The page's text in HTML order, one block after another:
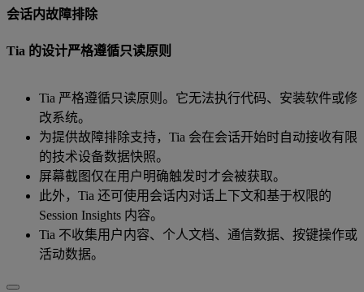
会话内故障排除
Tia 的设计严格遵循只读原则
Tia 严格遵循只读原则。它无法执行代码、安装软件或修
改系统。
为提供故障排除支持，Tia 会在会话开始时自动接收有限
的技术设备数据快照。
屏幕截图仅在用户明确触发时才会被获取。
此外，Tia 还可使用会话内对话上下文和基于权限的
Session Insights 内容。
Tia 不收集用户内容、个人文档、通信数据、按键操作或
活动数据。